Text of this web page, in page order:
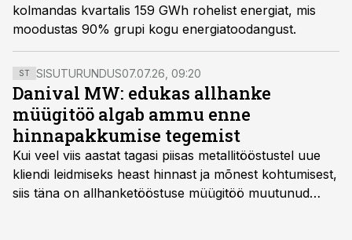
kolmandas kvartalis 159 GWh rohelist energiat, mis
moodustas 90% grupi kogu energiatoodangust.
ST SISUTURUNDUS07.07.26, 09:20
Danival MW: edukas allhanke
müügitöö algab ammu enne
hinnapakkumise tegemist
Kui veel viis aastat tagasi piisas metallitööstustel uue
kliendi leidmiseks heast hinnast ja mõnest kohtumisest,
siis täna on allhanketööstuse müügitöö muutunud